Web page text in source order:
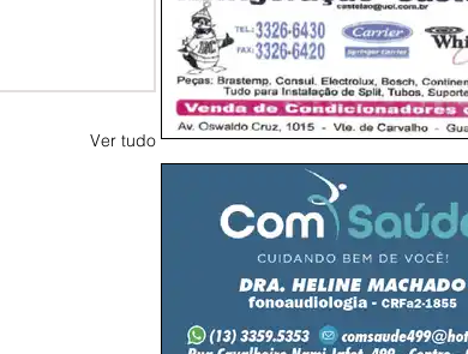
Ver tudo